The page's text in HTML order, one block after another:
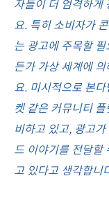
자들이 더 엄격하게
요. 특히 소비자가
는 광고에 주목할
든가 가상 세계에
요. 미시적으로 본
켓 같은 커뮤니티
비하고 있고, 광고
드 이야기를 전달할
고 있다고 생각합니